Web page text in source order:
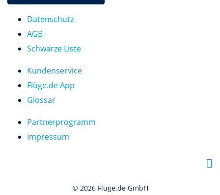
Datenschutz
AGB
Schwarze Liste
Kundenservice
Flüge.de App
Glossar
Partnerprogramm
Impressum
© 2026 Flüge.de GmbH